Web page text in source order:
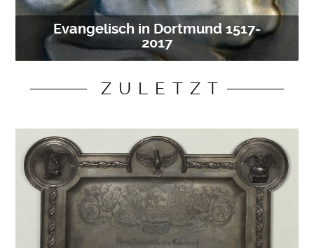
Evangelisch in Dortmund 1517-
2017
ZULETZT